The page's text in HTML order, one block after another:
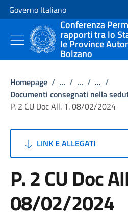
Vai al contenuto
Vai alla navigazione del sito
Governo Italiano
Conferenza
rapporti tra lo
le Province
Bolzano
Homepage / ... / ... / ... /
Documenti consegnati nella
P. 2 CU Doc All. 1. 08/02/2024
LINK E ALLEGATI
P. 2 CU Doc
08/02/2024